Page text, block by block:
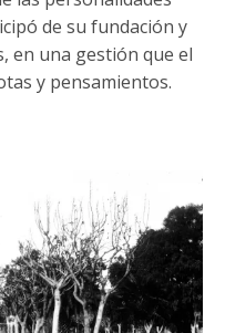
de su fundación y
en una gestión que el
y pensamientos.